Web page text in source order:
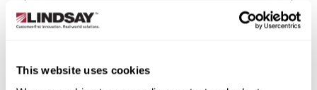
This website uses cookies